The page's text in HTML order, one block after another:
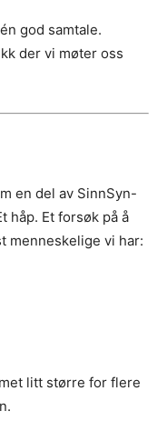
god samtale.
der vi møter oss
en del av SinnSyn-
håp. Et forsøk på å
menneskelige vi har:
litt større for flere